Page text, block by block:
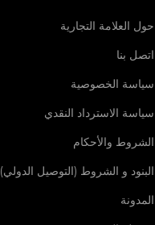
حول العلامة التجارية
اتصل بنا
سياسة الخصوصية
سياسة الاسترداد النقدي
الشروط والأحكام
البنود و الشروط (التوصيل الدولي)
المدونة